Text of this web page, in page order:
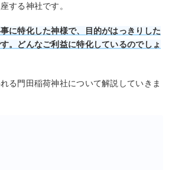
する神社です。
に特化した神様で、目的がはっきりした
。どんなご利益に特化しているのでしょ
る門田稲荷神社について解説していきま